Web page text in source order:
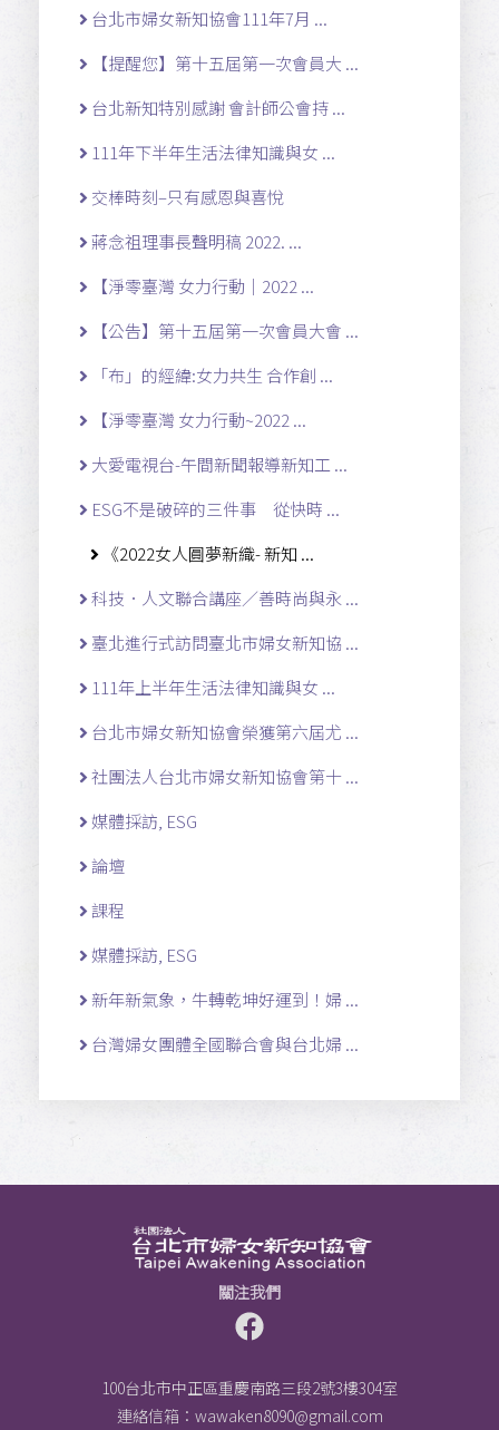
台北市婦女新知協會111年7月 ...
【提醒您】第十五屆第一次會員大 ...
台北新知特別感謝 會計師公會持 ...
111年下半年生活法律知識與女 ...
交棒時刻–只有感恩與喜悅
蔣念祖理事長聲明稿 2022. ...
【淨零臺灣 女力行動｜2022 ...
【公告】第十五屆第一次會員大會 ...
「布」的經緯:女力共生 合作創 ...
【淨零臺灣 女力行動~2022 ...
大愛電視台-午間新聞報導新知工 ...
ESG不是破碎的三件事 從快時 ...
《2022女人圓夢新織- 新知 ...
科技．人文聯合講座／善時尚與永 ...
臺北進行式訪問臺北市婦女新知協 ...
111年上半年生活法律知識與女 ...
台北市婦女新知協會榮獲第六屆尤 ...
社團法人台北市婦女新知協會第十 ...
媒體採訪, ESG
論壇
課程
媒體採訪, ESG
新年新氣象，牛轉乾坤好運到！婦 ...
台灣婦女團體全國聯合會與台北婦 ...
關注我們
100台北市中正區重慶南路三段2號3樓304室
連絡信箱： wawaken8090@gmail.com